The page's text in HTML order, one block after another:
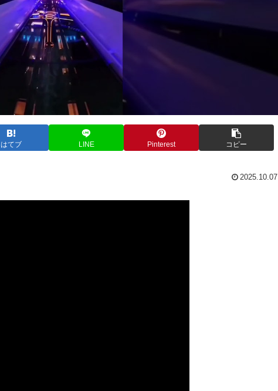
はてブ LINE Pinterest コピー
2025.10.07